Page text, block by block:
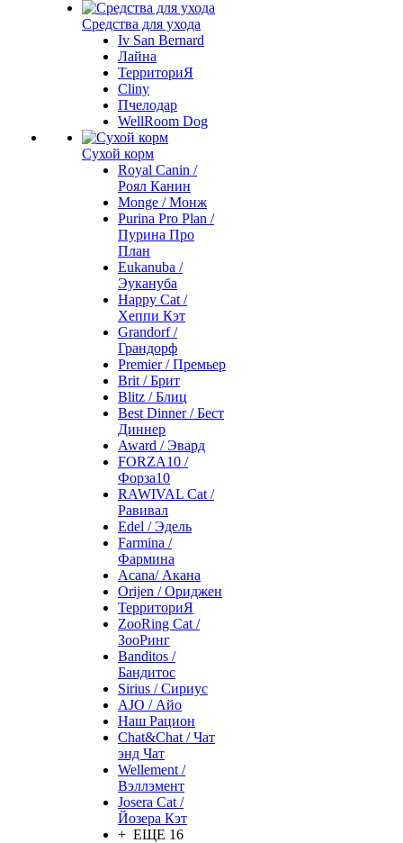
Средства для ухода
Iv San Bernard
Лайна
ТерриториЯ
Cliny
Пчелодар
WellRoom Dog
Сухой корм
Royal Canin /
Роял Канин
Monge / Монж
Purina Pro Plan /
Пурина Про
План
Eukanuba /
Эукануба
Happy Cat /
Хеппи Кэт
Grandorf /
Грандорф
Premier / Премьер
Brit / Брит
Blitz / Блиц
Best Dinner / Бест
Диннер
Award / Эвард
FORZA10 /
Форза10
RAWIVAL Cat /
Равивал
Edel / Эдель
Farmina /
Фармина
Acana/ Акана
Orijen / Ориджен
ТерриториЯ
ZooRing Cat /
ЗооРинг
Banditos /
Бандитос
Sirius / Сириус
AJO / Айо
Наш Рацион
Chat&Chat / Чат
энд Чат
Wellement /
Вэллэмент
Josera Cat /
Йозера Кэт
+ ЕЩЕ 16